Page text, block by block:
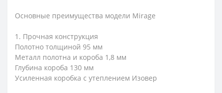
Основные преимущества модели Mirage
1. Прочная конструкция
Полотно толщиной 95 мм
Металл полотна и короба 1,8 мм
Глубина короба 130 мм
Усиленная коробка с утеплением Изовер